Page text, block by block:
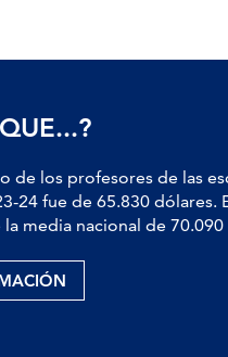
de los profesores de las
24 fue de 65.830 dólares.
la media nacional de 70.090